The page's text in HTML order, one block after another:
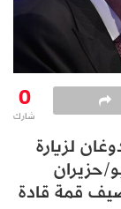
0
شارك
لزيارة
من 12 إلى 13 يونيو/حزيران
قمة قادة